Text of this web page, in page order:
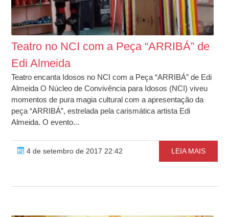
Teatro no NCI com a Peça “ARRIBÁ” de
Edi Almeida
Teatro encanta Idosos no NCI com a Peça “ARRIBÁ” de Edi
Almeida O Núcleo de Convivência para Idosos (NCI) viveu
momentos de pura magia cultural com a apresentação da
peça “ARRIBÁ”, estrelada pela carismática artista Edi
Almeida. O evento...
4 de setembro de 2017 22:42 LEIA MAIS